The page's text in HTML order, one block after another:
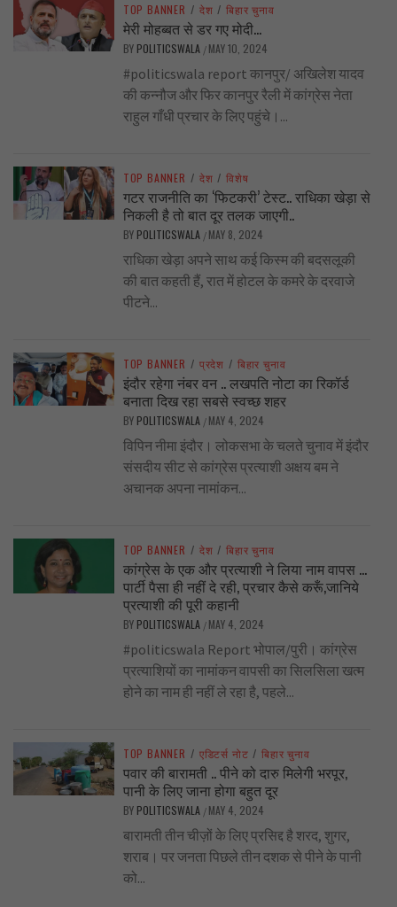
TOP BANNER / देश / बिहार चुनाव
मेरी मोहब्बत से डर गए मोदी…
BY POLITICSWALA / MAY 10, 2024
#politicswala report कानपुर/ अखिलेश यादव
की कन्नौज और फिर कानपुर रैली में कांग्रेस नेता
राहुल गाँधी प्रचार के लिए पहुंचे।...
TOP BANNER / देश / विशेष
गटर राजनीति का ‘फिटकरी’ टेस्ट.. राधिका खेड़ा से
निकली है तो बात दूर तलक जाएगी..
BY POLITICSWALA / MAY 8, 2024
राधिका खेड़ा अपने साथ कई किस्म की बदसलूकी
की बात कहती हैं, रात में होटल के कमरे के दरवाजे
पीटने...
TOP BANNER / प्रदेश / बिहार चुनाव
इंदौर रहेगा नंबर वन .. लखपति नोटा का रिकॉर्ड
बनाता दिख रहा सबसे स्वच्छ शहर
BY POLITICSWALA / MAY 4, 2024
विपिन नीमा इंदौर। लोकसभा के चलते चुनाव में इंदौर
संसदीय सीट से कांग्रेस प्रत्याशी अक्षय बम ने
अचानक अपना नामांकन...
TOP BANNER / देश / बिहार चुनाव
कांग्रेस के एक और प्रत्याशी ने लिया नाम वापस …
पार्टी पैसा ही नहीं दे रही, प्रचार कैसे करूँ,जानिये
प्रत्याशी की पूरी कहानी
BY POLITICSWALA / MAY 4, 2024
#politicswala Report भोपाल/पुरी। कांग्रेस
प्रत्याशियों का नामांकन वापसी का सिलसिला खत्म
होने का नाम ही नहीं ले रहा है, पहले...
TOP BANNER / एडिटर्स नोट / बिहार चुनाव
पवार की बारामती .. पीने को दारु मिलेगी भरपूर,
पानी के लिए जाना होगा बहुत दूर
BY POLITICSWALA / MAY 4, 2024
बारामती तीन चीज़ों के लिए प्रसिद्द है शरद, शुगर,
शराब। पर जनता पिछले तीन दशक से पीने के पानी
को...